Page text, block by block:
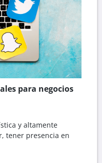
para negocios
y altamente
tener presencia en